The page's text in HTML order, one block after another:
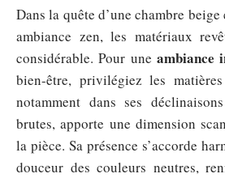
Dans la quête d’une chambre
ambiance zen, les matériaux
considérable. Pour une ambiance
bien-être, privilégiez les
notamment dans ses
brutes, apporte une dimension
la pièce. Sa présence s’accorde
douceur des couleurs neutres,